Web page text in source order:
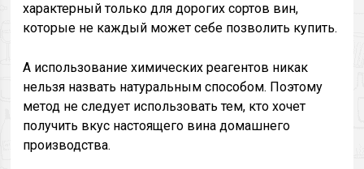
характерный только для дорогих сортов вин,
которые не каждый может себе позволить купить.
А использование химических реагентов никак
нельзя назвать натуральным способом. Поэтому
метод не следует использовать тем, кто хочет
получить вкус настоящего вина домашнего
производства.